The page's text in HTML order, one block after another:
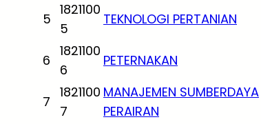
5
1821100
5
TEKNOLOGI PERTANIAN
6
1821100
6
PETERNAKAN
7
1821100
7
MANAJEMEN SUMBERDAYA
PERAIRAN